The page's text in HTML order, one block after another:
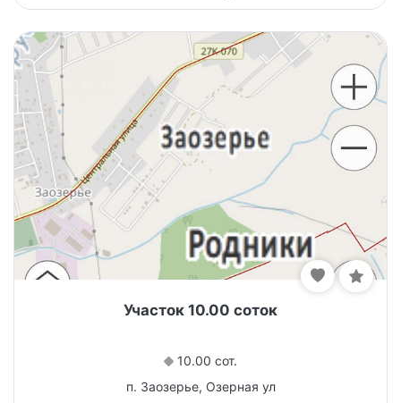
Участок 10.00 соток
10.00 сот.
п. Заозерье, Озерная ул